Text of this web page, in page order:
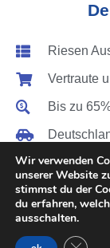
Riesen
Vertraute
Bis zu
Vergleich
Zeit
Wir verwenden
unserer Website
stimmst du der
du erfahren,
ausschalten.
GDPR